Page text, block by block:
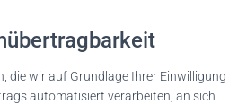
die wir auf Grundlage Ihrer Einwilligung
automatisiert verarbeiten, an sich